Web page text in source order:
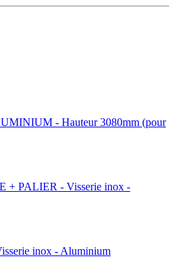
- Hauteur 3080mm (pour
PALIER - Visserie inox -
inox - Aluminium